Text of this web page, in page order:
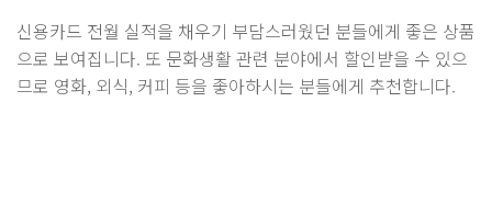
신용카드 전월 실적을 채우기 부담스러웠던 분들에게 좋은 상품
으로 보여집니다. 또 문화생활 관련 분야에서 할인받을 수 있으
므로 영화, 외식, 커피 등을 좋아하시는 분들에게 추천합니다.